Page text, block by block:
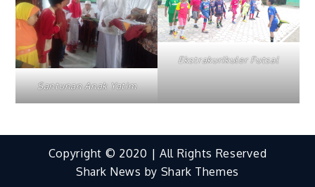
Santunan Anak Yatim
Ekstrakurikuler Futsal
Copyright © 2020 | All Rights Reserved
Shark News by Shark Themes